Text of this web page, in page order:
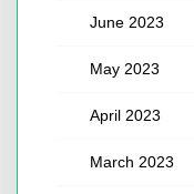
June 2023
May 2023
April 2023
March 2023